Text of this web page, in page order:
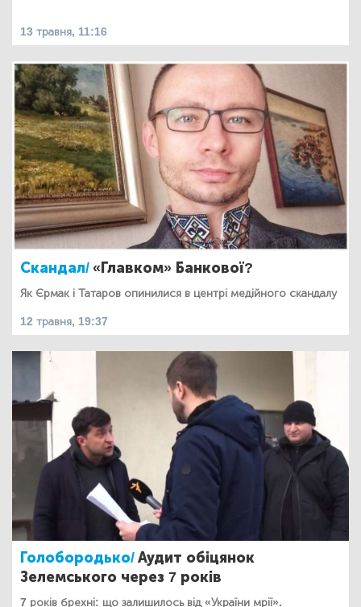
13 травня, 11:16
Скандал/«Главком» Банкової?
Як Єрмак і Татаров опинилися в центрі медійного скандалу
12 травня, 19:37
Голобородько/Аудит обіцянок
Зелемського через 7 років
7 років брехні: що залишилось від «України мрії».